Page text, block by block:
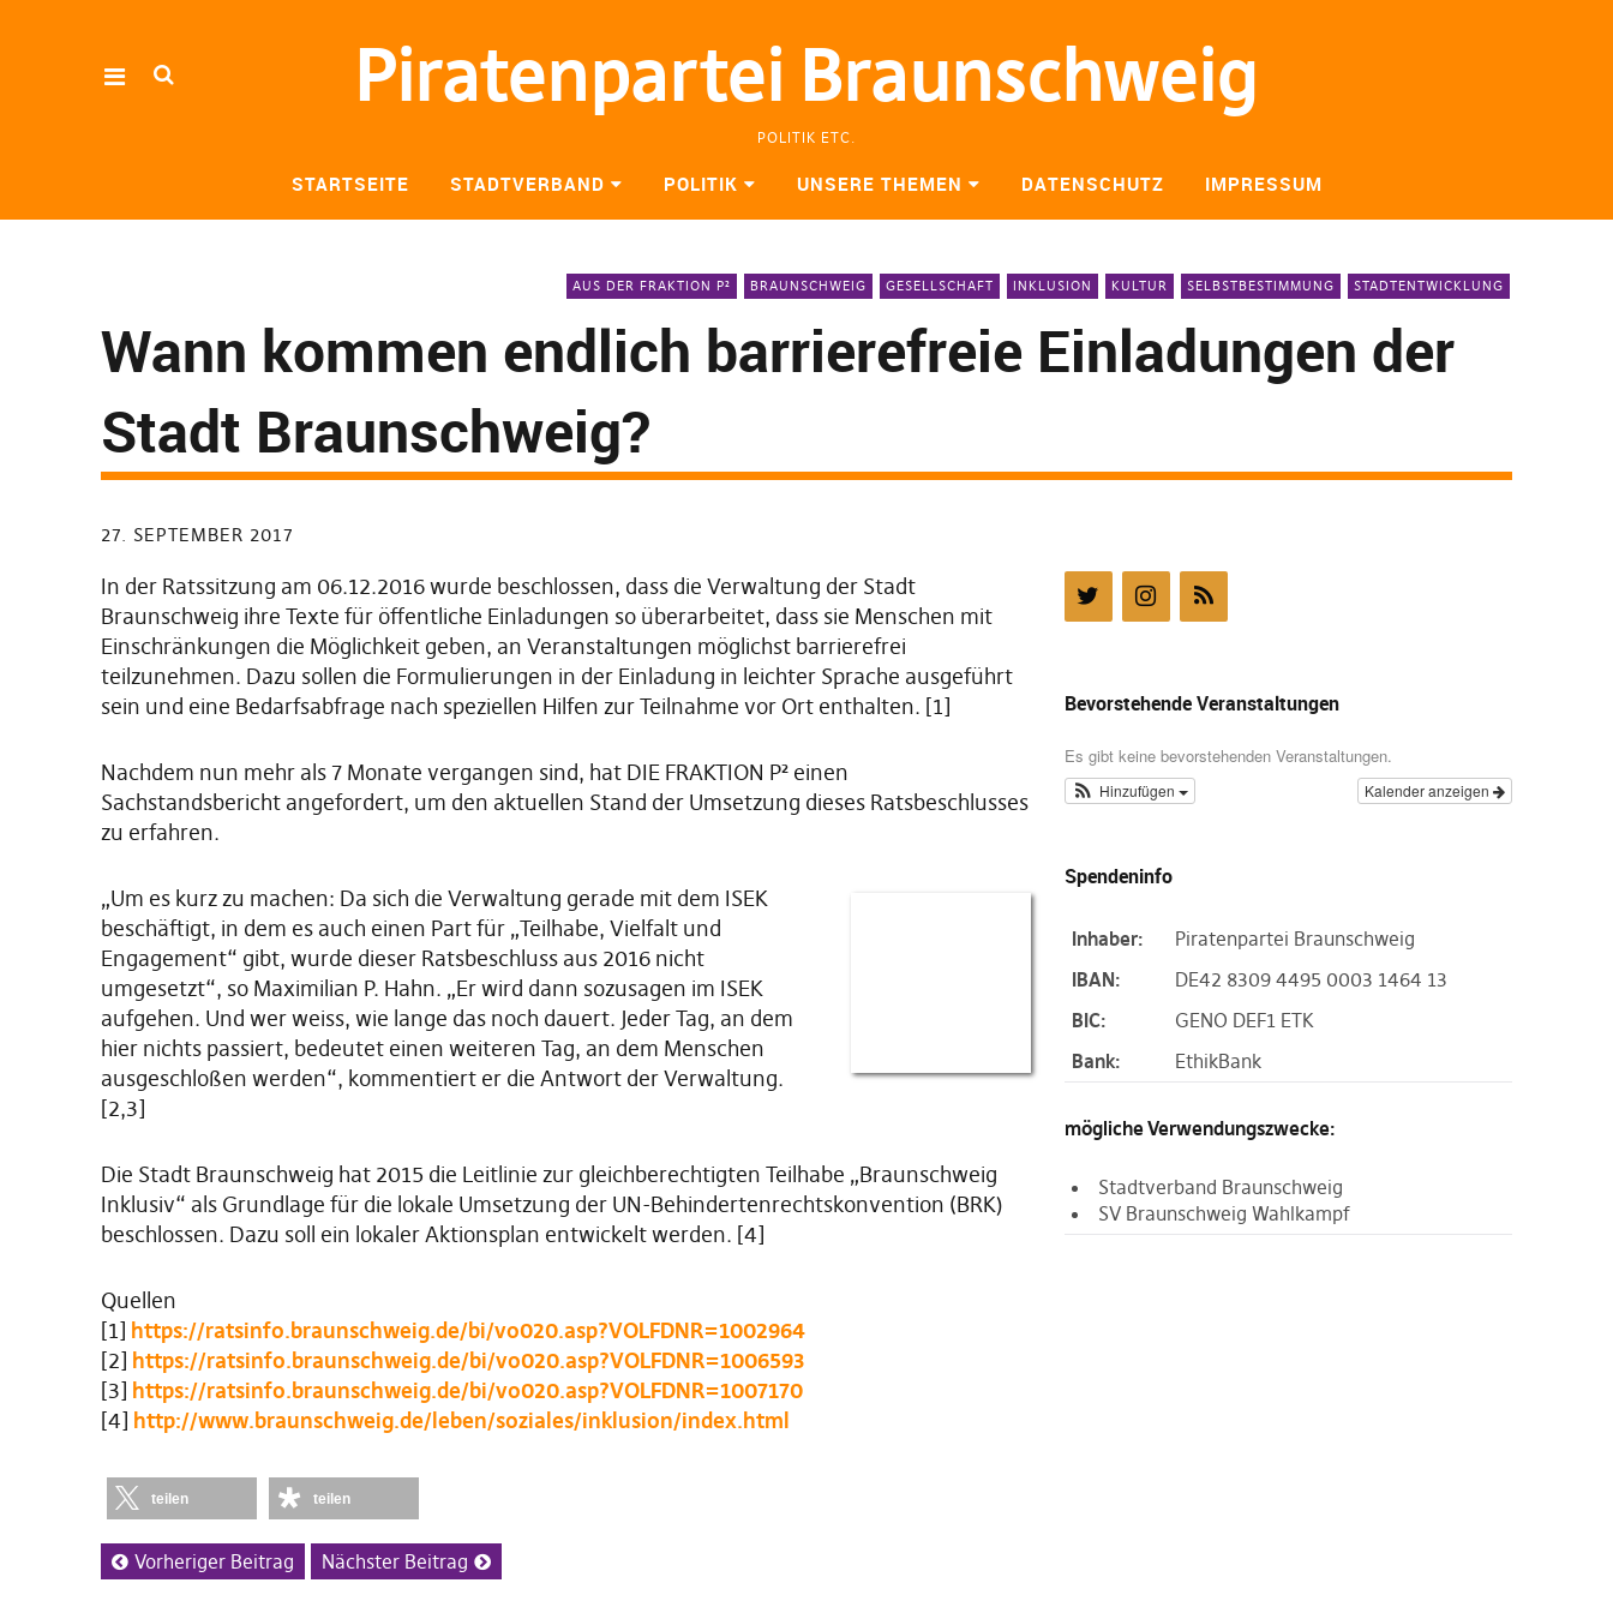
Piratenpartei Braunschweig
POLITIK ETC.
STARTSEITE STADTVERBAND POLITIK UNSERE THEMEN DATENSCHUTZ IMPRESSUM
AUS DER FRAKTION P² BRAUNSCHWEIG GESELLSCHAFT INKLUSION KULTUR SELBSTBESTIMMUNG STADTENTWICKLUNG
Wann kommen endlich barrierefreie Einladungen der
Stadt Braunschweig?
27. SEPTEMBER 2017
In der Ratssitzung am 06.12.2016 wurde beschlossen, dass die Verwaltung der Stadt
Braunschweig ihre Texte für öffentliche Einladungen so überarbeitet, dass sie Menschen mit
Einschränkungen die Möglichkeit geben, an Veranstaltungen möglichst barrierefrei
teilzunehmen. Dazu sollen die Formulierungen in der Einladung in leichter Sprache ausgeführt
sein und eine Bedarfsabfrage nach speziellen Hilfen zur Teilnahme vor Ort enthalten. [1]
Nachdem nun mehr als 7 Monate vergangen sind, hat DIE FRAKTION P² einen
Sachstandsbericht angefordert, um den aktuellen Stand der Umsetzung dieses Ratsbeschlusses
zu erfahren.
„Um es kurz zu machen: Da sich die Verwaltung gerade mit dem ISEK
beschäftigt, in dem es auch einen Part für „Teilhabe, Vielfalt und
Engagement“ gibt, wurde dieser Ratsbeschluss aus 2016 nicht
umgesetzt“, so Maximilian P. Hahn. „Er wird dann sozusagen im ISEK
aufgehen. Und wer weiss, wie lange das noch dauert. Jeder Tag, an dem
hier nichts passiert, bedeutet einen weiteren Tag, an dem Menschen
ausgeschloßen werden“, kommentiert er die Antwort der Verwaltung.
[2,3]
Die Stadt Braunschweig hat 2015 die Leitlinie zur gleichberechtigten Teilhabe „Braunschweig
Inklusiv“ als Grundlage für die lokale Umsetzung der UN-Behindertenrechtskonvention (BRK)
beschlossen. Dazu soll ein lokaler Aktionsplan entwickelt werden. [4]
Quellen
[1] https://ratsinfo.braunschweig.de/bi/vo020.asp?VOLFDNR=1002964
[2] https://ratsinfo.braunschweig.de/bi/vo020.asp?VOLFDNR=1006593
[3] https://ratsinfo.braunschweig.de/bi/vo020.asp?VOLFDNR=1007170
[4] http://www.braunschweig.de/leben/soziales/inklusion/index.html
teilen teilen
Vorheriger Beitrag Nächster Beitrag
Bevorstehende Veranstaltungen
Es gibt keine bevorstehenden Veranstaltungen.
Kalender anzeigen
Hinzufügen
Spendeninfo
Inhaber:
Piratenpartei Braunschweig
IBAN:
DE42 8309 4495 0003 1464 13
BIC:
GENO DEF1 ETK
Bank:
EthikBank
mögliche Verwendungszwecke:
Stadtverband Braunschweig
SV Braunschweig Wahlkampf